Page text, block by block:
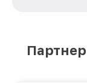
лучшим